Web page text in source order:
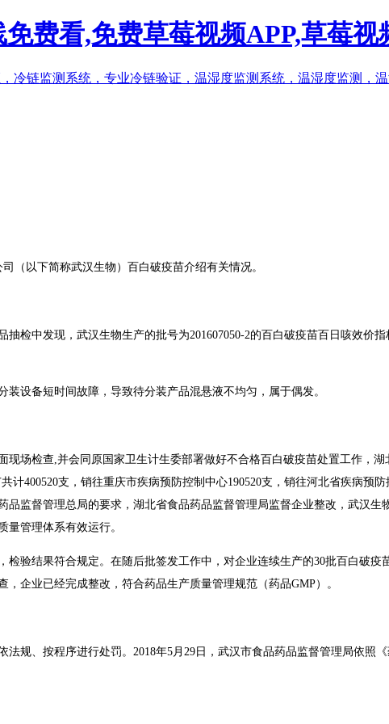
费看,免费草莓视频APP,草莓
以下简称武汉生物）百白破疫苗介绍有关情况。
中发现，武汉生物生产的批号为201607050-2的百白破疫苗百日咳效价指标不
短时间故障，导致待分装产品混悬液不均匀，属于偶发。
检查,并会同原国家卫生计生委部署做好不合格百白破疫苗处置工作，湖
400520支，销往重庆市疾病预防控制中心190520支，销往河北省疾病
监督管理总局的要求，湖北省食品药品监督管理局监督企业整改，武汉生
量管理体系有效运行。
结果符合规定。在随后批签发工作中，对企业连续生产的30批百白破疫苗效
企业已经完成整改，符合药品生产质量管理规范（药品GMP）。
、按程序进行处罚。2018年5月29日，武汉市食品药品监督管理局依照《